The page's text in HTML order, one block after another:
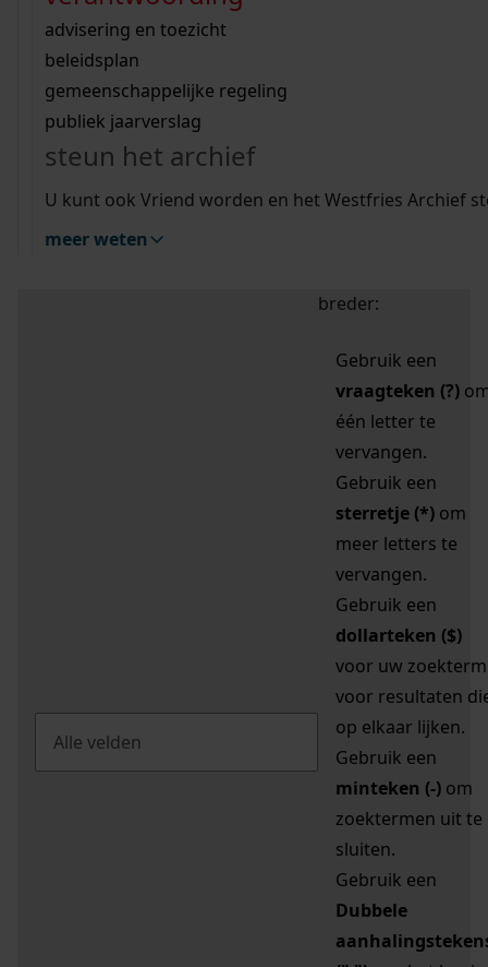
bouwvergunningen
omgevingsvergunningen
vergunningen
beeld en geluid
uitleg nodig?
Wij helpen u op weg met een aantal zoektips.
bekijk alle zoektips
Wij helpen u op weg met een aantal zoektips.
bekijk alle zoektips
bekijk ons geschiedenislokaal
advisering en toezicht
beleidsplan
gemeenschappelijke regeling
publiek jaarverslag
steun het archief
U kunt ook Vriend worden en het Westfries Archief
meer weten
zoektips
Mijn Studiezaal (inloggen)
uw zoekopdracht te
breder:
Gebruik een
vraagteken (?)
één letter te
vervangen.
Gebruik een
sterretje (*) om
meer letters te
vervangen.
Gebruik een
dollarteken ($)
voor uw zoekterm
voor resultaten
op elkaar lijken.
Gebruik een
minteken (-) om
zoektermen uit te
sluiten.
Gebruik een
Dubbele